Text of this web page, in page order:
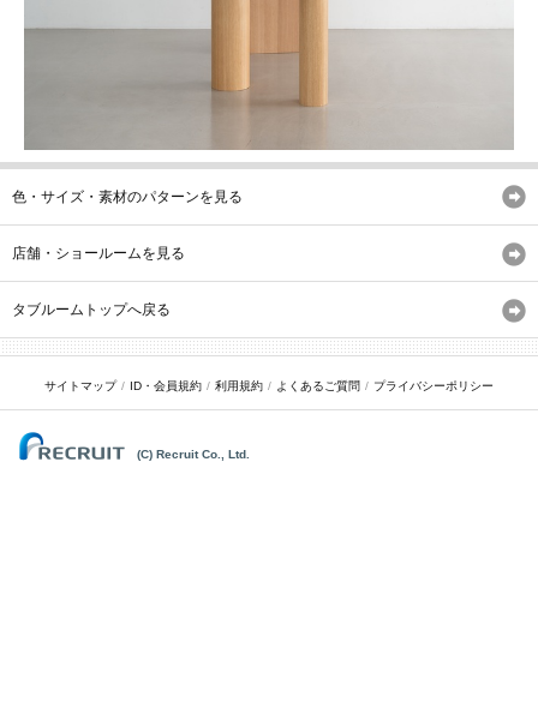
色・サイズ・素材のパターンを見る
店舗・ショールームを見る
タブルームトップへ戻る
サイトマップ ID・会員規約 利用規約 よくあるご質問 プライバシーポリシー
(C) Recruit Co., Ltd.